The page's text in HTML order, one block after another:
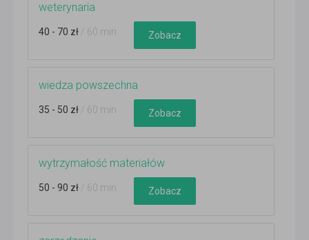
weterynaria
40 - 70 zł / 60 min Zobacz
wiedza powszechna
35 - 50 zł / 60 min Zobacz
wytrzymałość materiałów
50 - 90 zł / 60 min Zobacz